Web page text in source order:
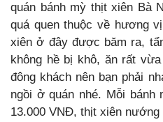
quán bánh mỳ thịt xiên Bà
quá quen thuộc về hương
xiên ở đây được băm ra,
không hề bị khô, ăn rất
đông khách nên bạn phải
ngồi ở quán nhé. Mỗi
13.000 VNĐ, thịt xiên nướng